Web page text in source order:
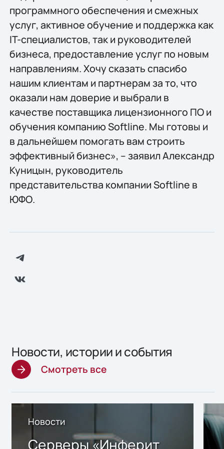
программного обеспечения и смежных
услуг, активное обучение и поддержка как
IT-специалистов, так и руководителей
бизнеса, предоставление услуг по новым
направлениям. Хочу сказать спасибо
нашим клиентам и партнерам за то, что
оказали нам доверие и выбрали в
качестве поставщика лицензионного ПО и
обучения компанию Softline. Мы готовы и
в дальнейшем помогать вам строить
эффективный бизнес», – заявил Александр
Куницын, руководитель
представительства компании Softline в
ЮФО.
Новости, истории и события
Смотреть все
Новости
Серверы «Инферит